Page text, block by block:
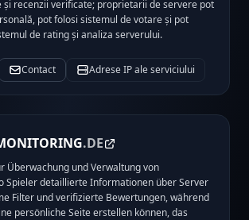
și recenzii verificate; proprietarii de servere pot
pot folosi sistemul de votare și pot
de rating și analiza serverului.
Contact Adrese IP ale serviciului
.DE
Überwachung und Verwaltung von
Spieler detaillierte Informationen über Server
Filter und verifizierte Bewertungen, während
persönliche Seite erstellen können, das